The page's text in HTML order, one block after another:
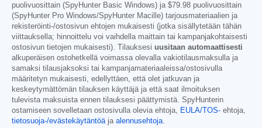
puolivuosittain (SpyHunter Basic Windows) ja $79.98 puolivuosittain
(SpyHunter Pro Windows/SpyHunter Macille) tarjousmateriaalien ja
rekisteröinti-/ostosivun ehtojen mukaisesti (jotka sisällytetään tähän
viittauksella; hinnoittelu voi vaihdella maittain tai kampanjakohtaisesti
ostosivun tietojen mukaisesti). Tilauksesi uusitaan automaattisesti
alkuperäisen ostohetkellä voimassa olevalla vakiotilausmaksulla ja
samaksi tilausjaksoksi tai kampanjamateriaaleissa/ostosivulla
määritetyn mukaisesti, edellyttäen, että olet jatkuvan ja
keskeytymättömän tilauksen käyttäjä ja että saat ilmoituksen
tulevista maksuista ennen tilauksesi päättymistä. SpyHunterin
ostamiseen sovelletaan ostosivulla olevia ehtoja, EULA/TOS- ehtoja,
tietosuoja-/evästekäytäntöäja alennusehtoja.